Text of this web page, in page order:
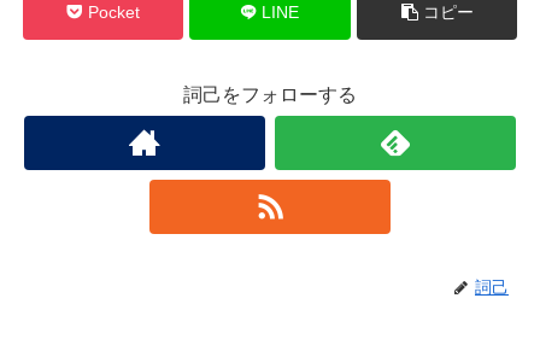
Pocket LINE コピー
詞己をフォローする
詞己